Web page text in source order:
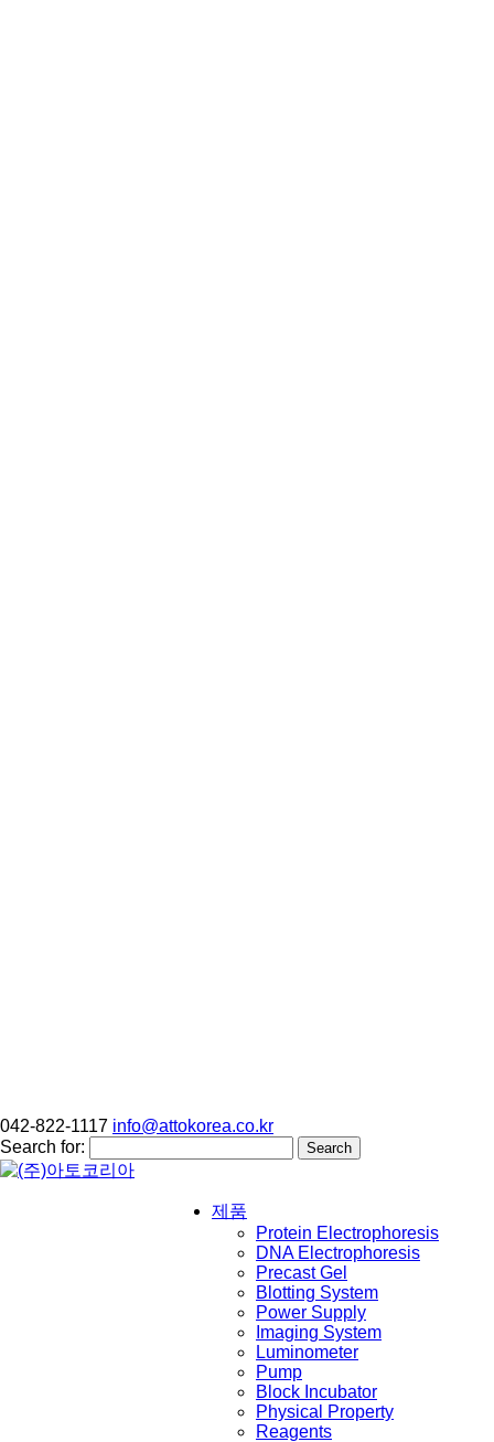
042-822-1117 info@attokorea.co.kr
Search for:
제품
Protein Electrophoresis
DNA Electrophoresis
Precast Gel
Blotting System
Power Supply
Imaging System
Luminometer
Pump
Block Incubator
Physical Property
Reagents